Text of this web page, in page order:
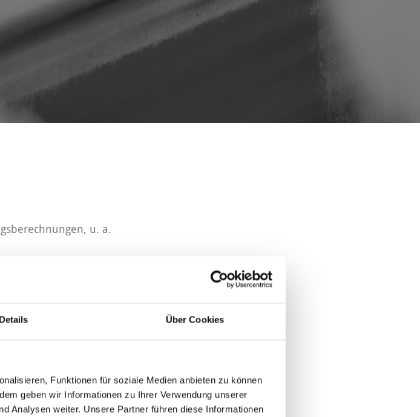
Details Über Cookies
Funktionen für soziale Medien anbieten zu können
geben wir Informationen zu Ihrer Verwendung unserer
Analysen weiter. Unsere Partner führen diese Informationen
u. a.
-optimierung, Verhandlungsführung, Allgemeine
Werkvertragsrecht